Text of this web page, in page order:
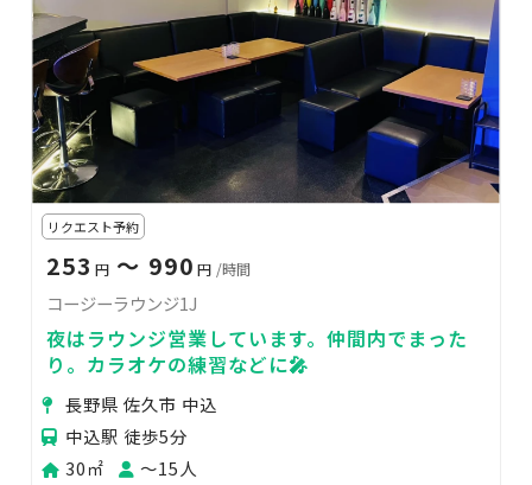
リクエスト予約
253 円 〜 990 円 /時間
コージーラウンジ1J
夜はラウンジ営業しています。仲間内でまった
り。カラオケの練習などに🎤
長野県 佐久市 中込
中込駅 徒歩5分
30㎡
〜15人